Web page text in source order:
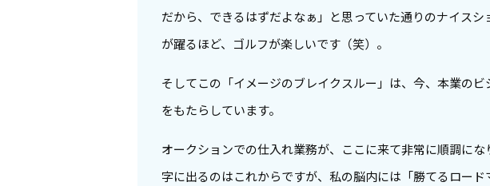
だから、できるはずだよなぁ」と思っていた通りのナイス
が躍るほど、ゴルフが楽しいです（笑）。
そしてこの「イメージのブレイクスルー」は、今、本業の
をもたらしています。
オークションでの仕入れ業務が、ここに来て非常に順調に
字に出るのはこれからですが、私の脳内には「勝てるロー